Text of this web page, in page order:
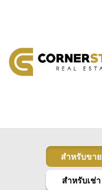
สำหรับขาย
สำหรับเช่า